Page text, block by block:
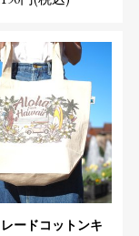
ードコットンキ